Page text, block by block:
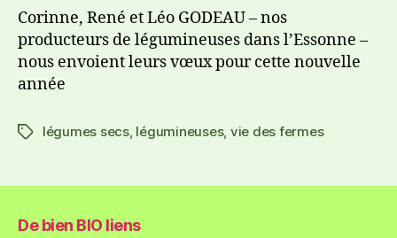
Corinne, René et Léo GODEAU – nos
producteurs de légumineuses dans l’Essonne –
nous envoient leurs vœux pour cette nouvelle
année
légumes secs, légumineuses, vie des fermes
De bien BIO liens